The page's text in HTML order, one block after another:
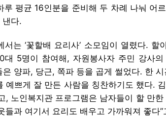
루 평균 16인분을 준비해 두 차례 나눠 어
낸다.
서는 ‘꽃할배 요리사’ 소모임이 열렸다. 할
대 5명이 참여해, 자원봉사자 주민 강사
양파, 당근, 쪽파 등을 곱게 썰었다. 한
예쁘게 잘 만든 사람을 칭찬하기도 했다.
, 노인복지관 프로그램은 남자들이 할 만한
들과 여기서 요리도 배우고 가까워져 좋다”